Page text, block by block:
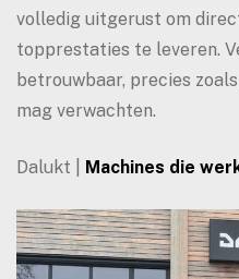
volledig uitgerust om
topprestaties te leveren.
betrouwbaar, precies
mag verwachten.
Dalukt | Machines die